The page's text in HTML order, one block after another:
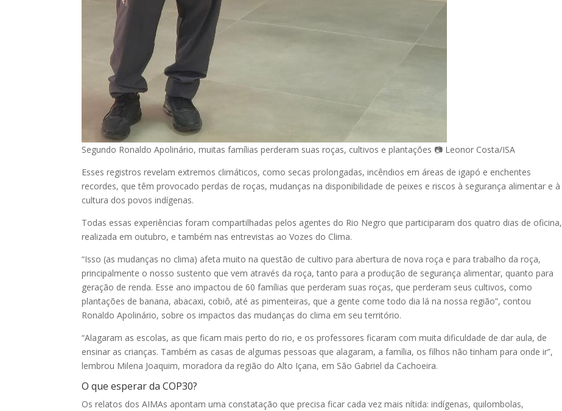
Segundo Ronaldo Apolinário, muitas famílias perderam suas roças, cultivos e plantações 📷 Leonor Costa/ISA
Esses registros revelam extremos climáticos, como secas prolongadas, incêndios em áreas de igapó e enchentes
recordes, que têm provocado perdas de roças, mudanças na disponibilidade de peixes e riscos à segurança alimentar e à
cultura dos povos indígenas.
Todas essas experiências foram compartilhadas pelos agentes do Rio Negro que participaram dos quatro dias de oficina,
realizada em outubro, e também nas entrevistas ao Vozes do Clima.
“Isso (as mudanças no clima) afeta muito na questão de cultivo para abertura de nova roça e para trabalho da roça,
principalmente o nosso sustento que vem através da roça, tanto para a produção de segurança alimentar, quanto para
geração de renda. Esse ano impactou de 60 famílias que perderam suas roças, que perderam seus cultivos, como
plantações de banana, abacaxi, cobiô, até as pimenteiras, que a gente come todo dia lá na nossa região”, contou
Ronaldo Apolinário, sobre os impactos das mudanças do clima em seu território.
“Alagaram as escolas, as que ficam mais perto do rio, e os professores ficaram com muita dificuldade de dar aula, de
ensinar as crianças. Também as casas de algumas pessoas que alagaram, a família, os filhos não tinham para onde ir”,
lembrou Milena Joaquim, moradora da região do Alto Içana, em São Gabriel da Cachoeira.
O que esperar da COP30?
Os relatos dos AIMAs apontam uma constatação que precisa ficar cada vez mais nítida: indígenas, quilombolas,